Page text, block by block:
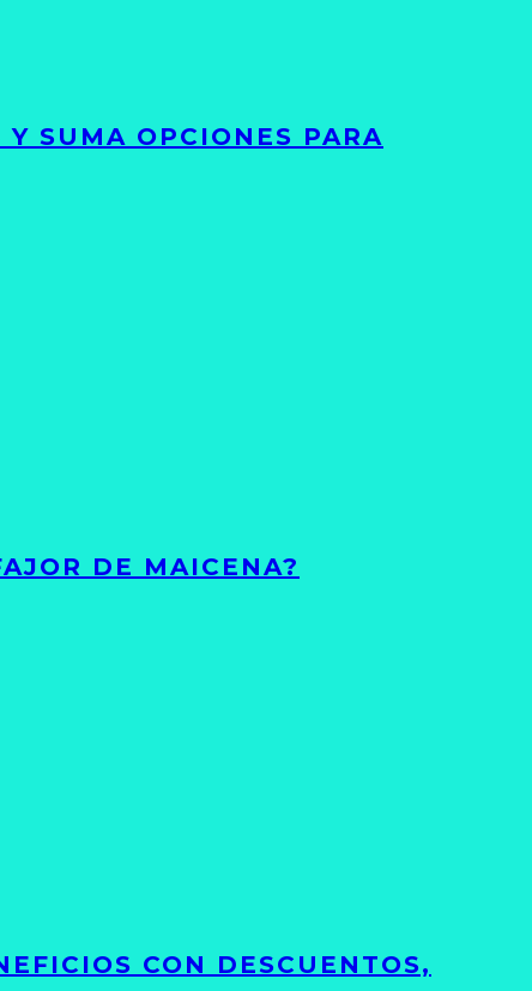
SUMA OPCIONES PARA
DE MAICENA?
CON DESCUENTOS,